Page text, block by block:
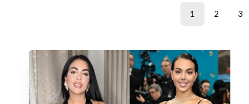
1 2 3